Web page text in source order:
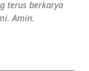
terus berkarya
Amin.